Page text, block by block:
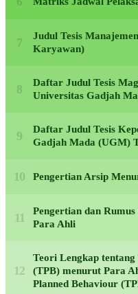
Judul Tesis
Karyawan)
Daftar Judul Tesis
Universitas Gadjah
Daftar Judul Tesis
Gadjah Mada (UGM)
Pengertian Arsip
Pengertian dan
Para Ahli
Teori Lengkap
(TPB) menurut Para
Planned Behaviour